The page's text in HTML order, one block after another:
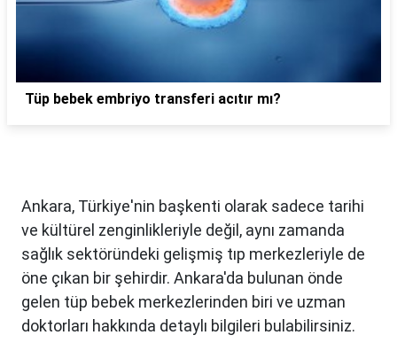
Tüp bebek embriyo transferi acıtır mı?
Ankara, Türkiye'nin başkenti olarak sadece tarihi
ve kültürel zenginlikleriyle değil, aynı zamanda
sağlık sektöründeki gelişmiş tıp merkezleriyle de
öne çıkan bir şehirdir. Ankara'da bulunan önde
gelen tüp bebek merkezlerinden biri ve uzman
doktorları hakkında detaylı bilgileri bulabilirsiniz.